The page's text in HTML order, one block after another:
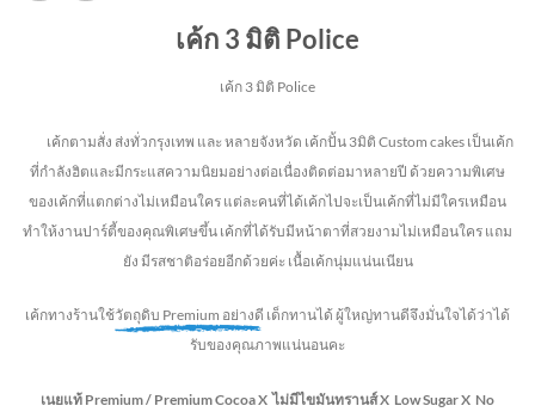
เค้ก 3 มิติ Police
เค้ก 3 มิติ Police
เค้กตามสั่ง ส่งทั่วกรุงเทพ และ หลายจังหวัด เค้กปั้น 3มิติ Custom cakes เป็นเค้ก
ที่กำลังฮิตและมีกระแสความนิยมอย่างต่อเนื่องติดต่อมาหลายปี ด้วยความพิเศษ
ของเค้กที่แตกต่างไม่เหมือนใคร แต่ละคนที่ได้เค้กไปจะเป็นเค้กที่ไม่มีใครเหมือน
ทำให้งานปาร์ตี้ของคุณพิเศษขึ้น เค้กที่ได้รับมีหน้าตาที่สวยงามไม่เหมือนใคร แถม
ยัง มีรสชาติอร่อยอีกด้วยค่ะ เนื้อเค้กนุ่มแน่นเนียน
เค้กทางร้านใช้วัตถุดิบ Premium อย่างดี เด็กทานได้ ผู้ใหญ่ทานดีจึงมั่นใจได้ว่าได้
รับของคุณภาพแน่นอนคะ
เนยแท้ Premium / Premium CocoaX ไม่มีไขมันทรานส์X Low SugarX No